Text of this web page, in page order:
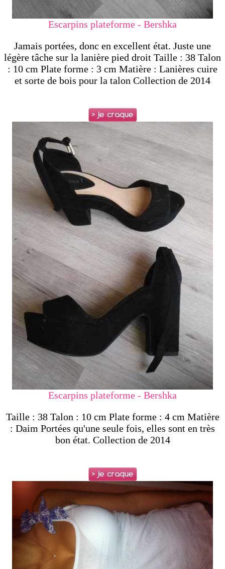
Escarpins plateforme - Bershka
Jamais portées, donc en excellent état. Juste une
légère tâche sur la lanière pied droit Taille : 38 Talon
: 10 cm Plate forme : 3 cm Matière : Lanières cuire
et sorte de bois pour la talon Collection de 2014
Escarpins plateforme - Bershka
Taille : 38 Talon : 10 cm Plate forme : 4 cm Matière
: Daim Portées qu'une seule fois, elles sont en très
bon état. Collection de 2014